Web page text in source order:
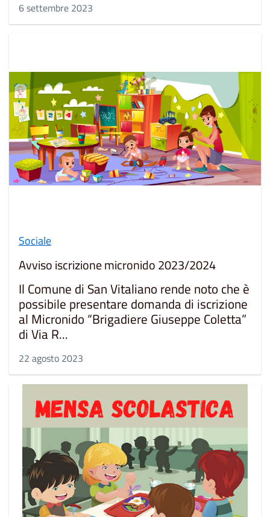
6 settembre 2023
Sociale
Avviso iscrizione micronido 2023/2024
Il Comune di San Vitaliano rende noto che è
possibile presentare domanda di iscrizione
al Micronido “Brigadiere Giuseppe Coletta”
di Via R...
22 agosto 2023